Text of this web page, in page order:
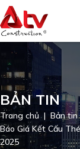
BẢN TIN
Trang chủ
Bản tin
Báo Giá Kết Cấu
2025